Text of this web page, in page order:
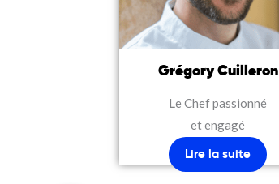
Grégory Cuilleron
Le Chef passionné
et engagé
Lire la suite